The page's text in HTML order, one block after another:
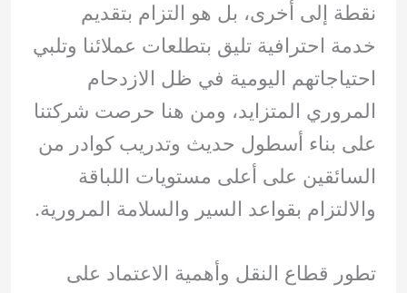
نقطة إلى أخرى، بل هو التزام بتقديم
خدمة احترافية تليق بتطلعات عملائنا وتلبي
احتياجاتهم اليومية في ظل الازدحام
المروري المتزايد، ومن هنا حرصت شركتنا
على بناء أسطول حديث وتدريب كوادر من
السائقين على أعلى مستويات اللباقة
والالتزام بقواعد السير والسلامة المرورية.
تطور قطاع النقل وأهمية الاعتماد على